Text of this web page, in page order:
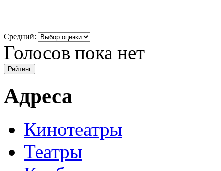
Средний:
Голосов пока нет
Адреса
Кинотеатры
Театры